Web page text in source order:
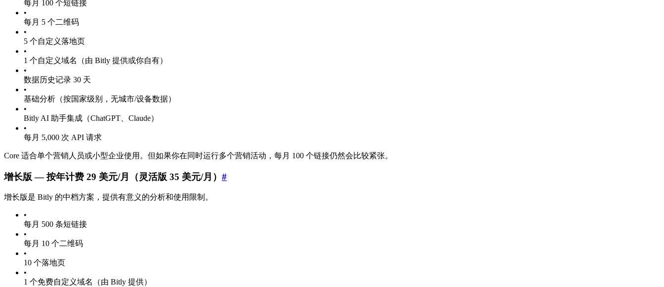
每月 100 个短链接
•
每月 5 个二维码
•
5 个自定义落地页
•
1 个自定义域名（由 Bitly 提供或你自有）
•
数据历史记录 30 天
•
基础分析（按国家级别，无城市/设备数据）
•
Bitly AI 助手集成（ChatGPT、Claude）
•
每月 5,000 次 API 请求
Core 适合单个营销人员或小型企业使用。但如果你在同时运行多个营销活动，每月 100 个链接仍然会比较紧张。
增长版 — 按年计费 29 美元/月（灵活版 35 美元/月） #
增长版是 Bitly 的中档方案，提供有意义的分析和使用限制。
•
每月 500 条短链接
•
每月 10 个二维码
•
10 个落地页
•
1 个免费自定义域名（由 Bitly 提供）